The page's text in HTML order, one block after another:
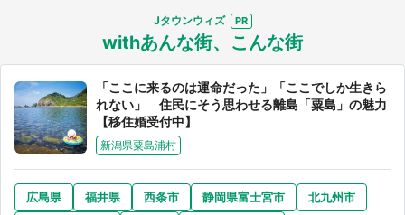
Jタウンウィズ
withあんな街、こんな街
「ここに来るのは運命だった」「ここでしか生きら
れない」 住民にそう思わせる離島「粟島」の魅力
【移住婚受付中】
新潟県粟島浦村
広島県 福井県 西条市 静岡県富士宮市
北九州市